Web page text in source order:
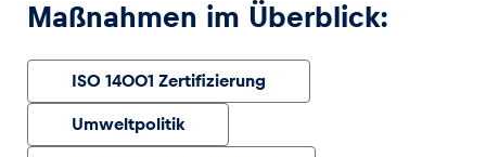
Maßnahmen im Überblick:
ISO 14001 Zertifizierung
Umweltpolitik